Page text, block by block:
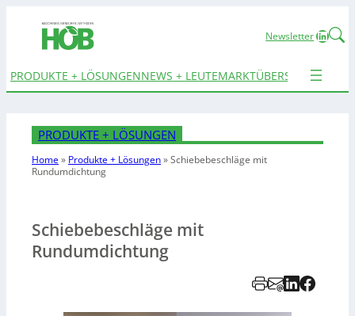
Newsletter
PRODUKTE + LÖSUNGENNEWS + LEUTEMARKTÜBERSICHTEN
PRODUKTE + LÖSUNGEN
Home» Produkte + Lösungen»Schiebebeschläge mit
Rundumdichtung
Schiebebeschläge mit
Rundumdichtung